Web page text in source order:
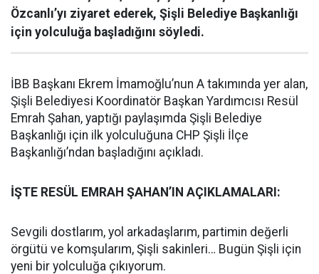
Özcanlı’yı ziyaret ederek, Şişli Belediye Başkanlığı
için yolculuğa başladığını söyledi.
İBB Başkanı Ekrem İmamoğlu’nun A takımında yer alan,
Şişli Belediyesi Koordinatör Başkan Yardımcısı Resül
Emrah Şahan, yaptığı paylaşımda Şişli Belediye
Başkanlığı için ilk yolculuğuna CHP Şişli İlçe
Başkanlığı’ndan başladığını açıkladı.
İŞTE RESÜL EMRAH ŞAHAN’IN AÇIKLAMALARI:
Sevgili dostlarım, yol arkadaşlarım, partimin değerli
örgütü ve komşularım, Şişli sakinleri… Bugün Şişli için
yeni bir yolculuğa çıkıyorum.